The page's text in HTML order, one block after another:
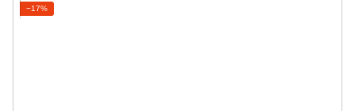
−17%